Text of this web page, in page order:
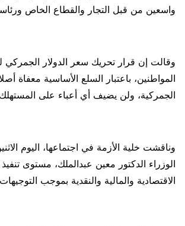
واسعين من قبل التجار والقطاع الخاص
وقالت إن قرار تحريك سعر الدولار الجمركي
المواطنين، باعتبار السلع الأساسية معفاة
الجمركية، ولن يضيف أي أعباء على
وناقشت خلية الأزمة في اجتماعها، اليوم
الوزراء الدكتور معين عبدالملك، مستوى تنفيذ
الاقتصادية والمالية والنقدية بموجب